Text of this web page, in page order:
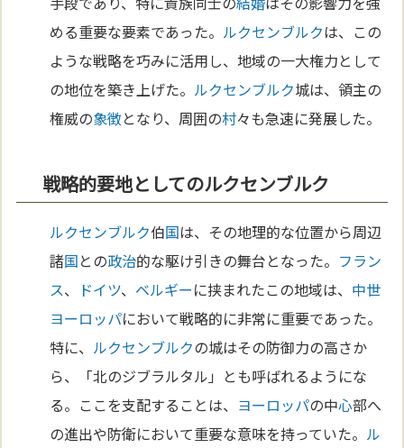
める重要な要素であった。 ルクセンブルクは、この
ような戦略を巧みに活用し、地域の一大権力として
の地位を築き上げた。 ルクセンブルク城は、領主の
権威の象徴となり、周囲の村々も急速に発展した。
戦略的要地としてのルクセンブルク
ルクセンブルク伯国は、その地理的な位置から周辺
諸国との政治的な駆け引きの舞台となった。 フラン
ス、 ドイツ、 ベルギーに挟まれたこの地域は、 中世
ヨーロッパにおいて戦略的に非常に重要であった。
特に、 ルクセンブルクの城はその防御力の高さか
ら、「北のジブラルタル」とも呼ばれるようにな
る。ここを支配することは、 ヨーロッパの中心部へ
の進出や防衛において重要な意味を持っていた。 ル